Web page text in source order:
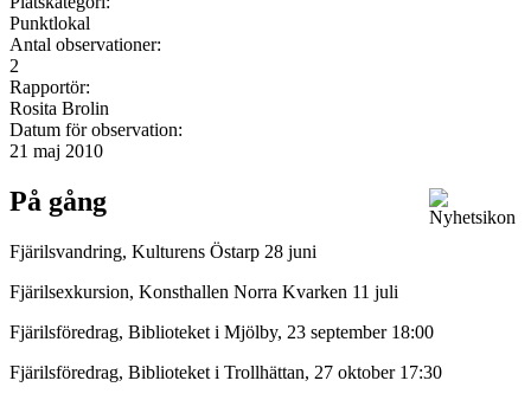
Punktlokal
Antal observationer:
2
Rapportör:
Rosita Brolin
Datum för observation:
21 maj 2010
På gång
Fjärilsvandring, Kulturens Östarp 28 juni
Fjärilsexkursion, Konsthallen Norra Kvarken 11 juli
Fjärilsföredrag, Biblioteket i Mjölby, 23 september 18:00
Fjärilsföredrag, Biblioteket i Trollhättan, 27 oktober 17:30